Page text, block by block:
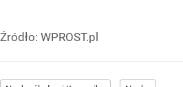
Źródło: WPROST.pl